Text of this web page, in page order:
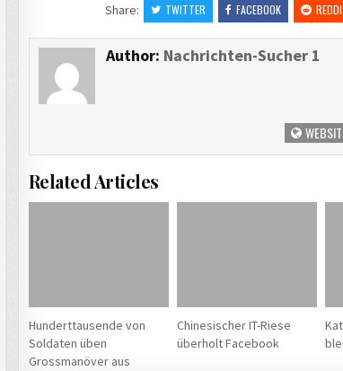
Share:
TWITTER FACEBOOK
Author: Nachrichten-Sucher 1
Related Articles
Hunderttausende von
Soldaten üben
Grossmanöver aus
Chinesischer IT-Riese
überholt Facebook